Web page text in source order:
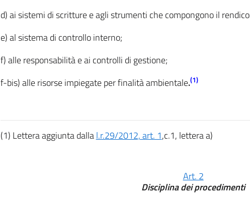
d) ai sistemi di scritture e agli strumenti che compongono il
e) al sistema di controllo interno;
f) alle responsabilità e ai controlli di gestione;
f-bis) alle risorse impiegate per finalità ambientale.(1)
(1) Lettera aggiunta dallal.r.29/2012, art. 1,c.1, lettera a)
Art. 2
Disciplina dei procedimenti